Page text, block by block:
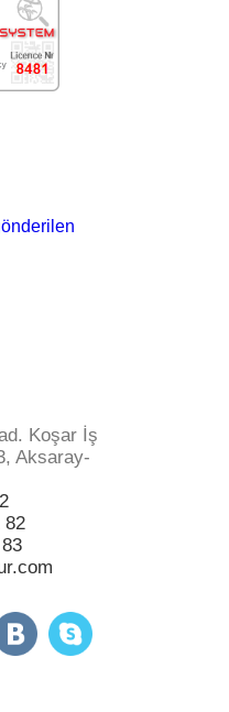
Koşar İş
Aksaray-
82